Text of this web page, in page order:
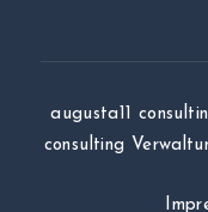
augusta11
consulting